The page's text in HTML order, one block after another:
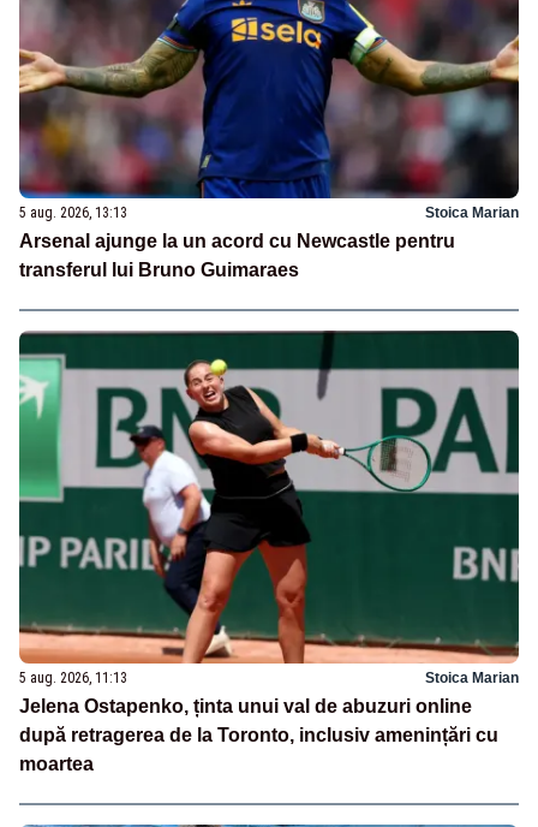
5 aug. 2026, 13:13 Stoica Marian
Arsenal ajunge la un acord cu Newcastle pentru
transferul lui Bruno Guimaraes
5 aug. 2026, 11:13 Stoica Marian
Jelena Ostapenko, ținta unui val de abuzuri online
după retragerea de la Toronto, inclusiv amenințări cu
moartea